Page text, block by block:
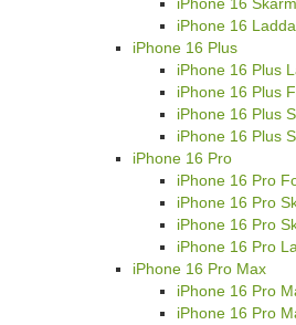
iPhone 16
iPhone 16
iPhone 16 Plus
iPhone 16 Plus
iPhone 16 Plus
iPhone 16 Plus
iPhone 16 Plus
iPhone 16 Pro
iPhone 16 Pro
iPhone 16 Pro
iPhone 16 Pro
iPhone 16 Pro
iPhone 16 Pro Max
iPhone 16 Pro
iPhone 16 Pro